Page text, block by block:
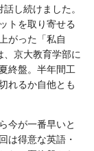
し続けました。
トを取り寄せる
がった「私自
京大教育学部に
終盤。半年間工
れるか自他とも
今が一番早いと
は得意な英語・